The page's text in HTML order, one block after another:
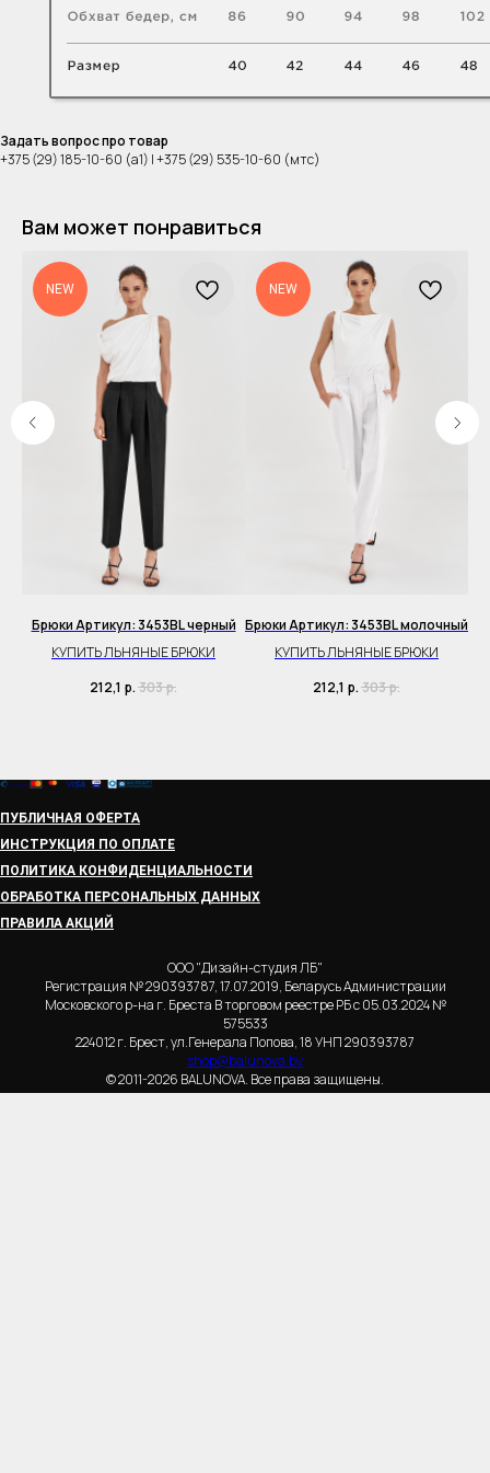
Задать вопрос про товар
+375 (29) 185-10-60 (а1) | +375 (29) 535-10-60 (мтс)
Вам может понравиться
NEW
Брюки Артикул: 3453BL черный
КУПИТЬ ЛЬНЯНЫЕ БРЮКИ
212,1 р. 303р.
NEW
Брюки Артикул: 3453BL молочный
КУПИТЬ ЛЬНЯНЫЕ БРЮКИ
212,1 р. 303р.
ПУБЛИЧНАЯ ОФЕРТА
ИНСТРУКЦИЯ ПО ОПЛАТЕ
ПОЛИТИКА КОНФИДЕНЦИАЛЬНОСТИ
ОБРАБОТКА ПЕРСОНАЛЬНЫХ ДАННЫХ
ПРАВИЛА АКЦИЙ
ООО "Дизайн-студия ЛБ"
Регистрация № 290393787, 17.07.2019, Беларусь Администрации
Московского р-на г. Бреста В торговом реестре РБ с 05.03.2024 №
575533
224012 г. Брест, ул.Генерала Попова, 18 УНП 290393787
shop@balunova.by
© 2011-2026 BALUNOVA. Все права защищены.